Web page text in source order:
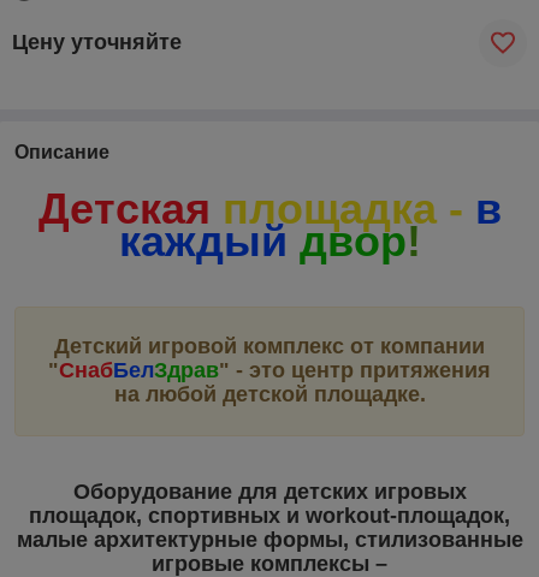
Цену уточняйте
Описание
Детская площадка - в
каждый двор!
Детский игровой комплекс от компании
"СнабБелЗдрав" - это центр притяжения
на любой детской площадке.
Оборудование для детских игровых
площадок, спортивных и workout-площадок,
малые архитектурные формы, стилизованные
игровые комплексы –